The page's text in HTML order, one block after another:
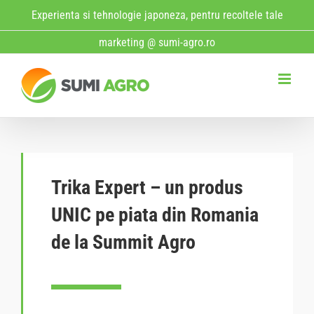
to
Experienta si tehnologie japoneza, pentru recoltele tale
marketing @ sumi-agro.ro
Trika Expert – un produs
UNIC pe piata din Romania
de la Summit Agro